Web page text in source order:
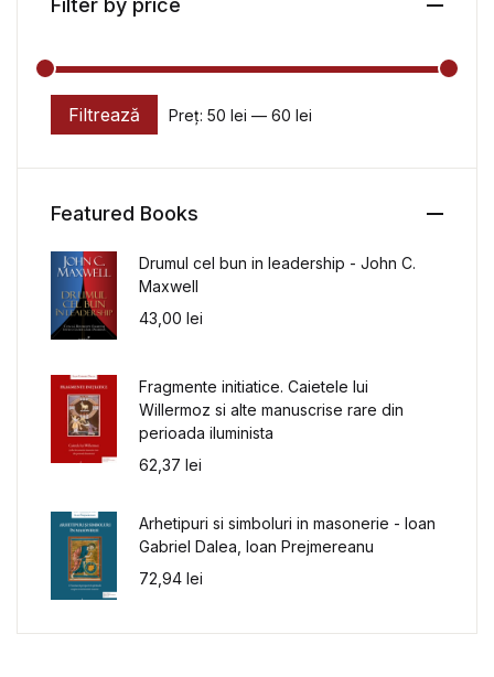
Filter by price
Preț minim
Preț maxim
Filtrează Preț: 50 lei — 60 lei
Featured Books
Drumul cel bun in leadership - John C.
Maxwell
43,00 lei
Fragmente initiatice. Caietele lui
Willermoz si alte manuscrise rare din
perioada iluminista
62,37 lei
Arhetipuri si simboluri in masonerie - Ioan
Gabriel Dalea, Ioan Prejmereanu
72,94 lei